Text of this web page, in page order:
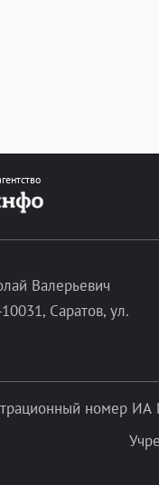
Валерьевич
Саратов, ул.
номер